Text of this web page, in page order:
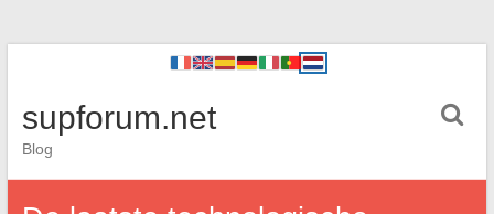
supforum.net
Blog